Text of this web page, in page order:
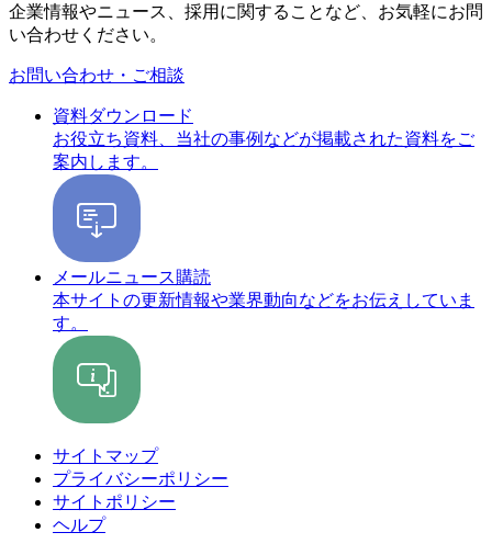
企業情報やニュース、採用に関することなど、お気軽にお問
い合わせください。
お問い合わせ・ご相談
資料ダウンロード
お役立ち資料、当社の事例などが掲載された資料をご
案内します。
メールニュース購読
本サイトの更新情報や業界動向などをお伝えしていま
す。
サイトマップ
プライバシーポリシー
サイトポリシー
ヘルプ